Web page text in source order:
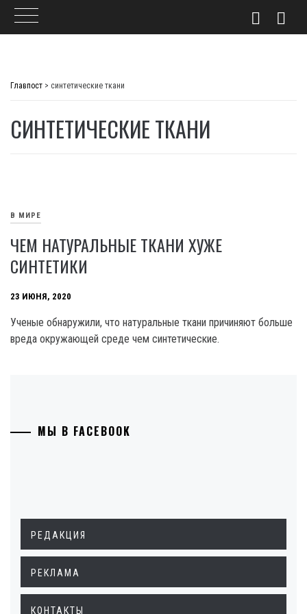
Главпост > синтетические ткани
СИНТЕТИЧЕСКИЕ ТКАНИ
В МИРЕ
ЧЕМ НАТУРАЛЬНЫЕ ТКАНИ ХУЖЕ
СИНТЕТИКИ
23 ИЮНЯ, 2020
Ученые обнаружили, что натуральные ткани причиняют больше
вреда окружающей среде чем синтетические.
МЫ В FACEBOOK
РЕДАКЦИЯ
РЕКЛАМА
КОНТАКТЫ